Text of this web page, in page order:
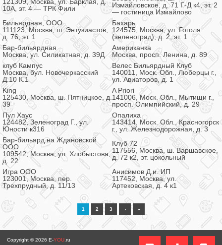
10А, эт. 4 — ТРК Фили
Измайловское, д. 71 Г-Д к4, эт. 2
— гостиница Измайлово
Бильярдная, ООО
111123, Москва, ш. Энтузиастов,
д. 76, эт. 1
Бахарь
124575, Москва, ул. Гоголя
(зеленоград), д. 2, эт. 1
Бар-бильярдная
Москва, ул. Силикатная, д. 39Д
Американка
Москва, просп. Ленина, д. 89
клуб Кампус
Москва, бул. Новочеркасский
Д.10 К.1
Велес Бильярдный Клуб
140011, Моск. Обл., Люберцы г.,
ул. Авиаторов, д. 1
King
125430, Москва, ш. Пятницкое, д.
39
A Priori
141006, Моск. Обл., Мытищи г.,
просп. Олимпийский, д. 29
Пул Хаус
124482, Зеленоград Г., ул.
Юности к316
Опалиха
143414, Моск. Обл., Красногорск
г., ул. Железнодорожная, д. 3
Бар-бильярд на Ждановской
ООО
109542, Москва, ул. Хлобыстова,
д. 22
Клуб 72
117556, Москва, ш. Варшавское,
д. 72 к2, эт. цокольный
Игра ООО
123001, Москва, пер.
Трехпрудный, д. 11/13
Анисимов Д.и. ИП
117452, Москва, ул.
Артековская, д. 4 к1
1 2 3 › »
Copyright © 2026 E-YOU .ru